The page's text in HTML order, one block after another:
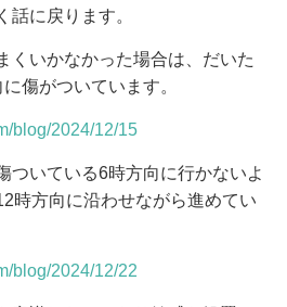
話に戻ります。
くいかなかった場合は、だいた
傷がついています。
blog/2024/12/15
ついている6時方向に行かないよ
時方向に沿わせながら進めてい
blog/2024/12/22